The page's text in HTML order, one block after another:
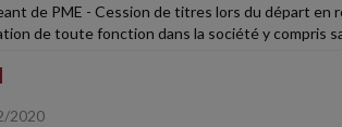
de PME - Cession de titres lors du départ
de toute fonction dans la société y compris
2020